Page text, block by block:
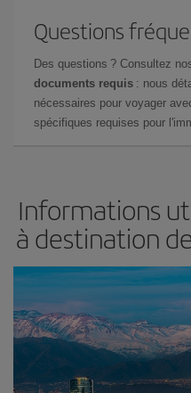
Questions
Des questions ? Consultez
documents requis : nous
nécessaires pour voyager
spécifiques requises pour
Informations
à destination